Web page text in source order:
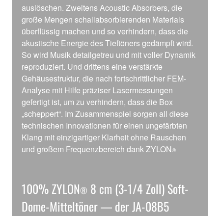
auslöschen. Zweitens Acoustic Absorbers, die
große Mengen schallabsorbierenden Materials
überflüssig machen und so verhindern, dass die
akustische Energie des Tieftöners gedämpft wird.
So wird Musik detailgetreu und mit voller Dynamik
reproduziert. Und drittens eine verstärkte
Gehäusestruktur, die nach fortschrittlicher FEM-
Analyse mit Hilfe präziser Lasermessungen
gefertigt ist, um zu verhindern, dass die Box
„scheppert“. Im Zusammenspiel sorgen all diese
technischen Innovationen für einen ungefärbten
Klang mit einzigartiger Klarheit ohne Rauschen
und großem Frequenzbereich dank ZYLON®
100% ZYLON® 8 cm (3-1/4 Zoll) Soft-
Dome-Mitteltöner — der JA-08B5